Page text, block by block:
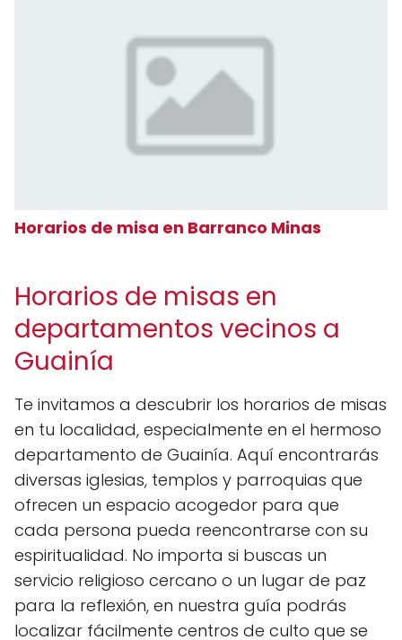
Horarios de misa en Barranco Minas
Horarios de misas en
departamentos vecinos a
Guainía
Te invitamos a descubrir los horarios de misas
en tu localidad, especialmente en el hermoso
departamento de Guainía. Aquí encontrarás
diversas iglesias, templos y parroquias que
ofrecen un espacio acogedor para que
cada persona pueda reencontrarse con su
espiritualidad. No importa si buscas un
servicio religioso cercano o un lugar de paz
para la reflexión, en nuestra guía podrás
localizar fácilmente centros de culto que se